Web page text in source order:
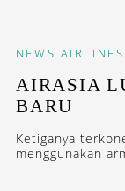
NEWS AIRLINES
AIRASIA
BARU
Ketiganya
menggunakan